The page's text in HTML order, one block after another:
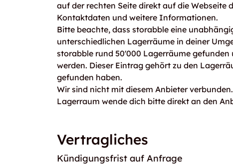
auf der rechten Seite direkt auf die Webseite
Kontaktdaten und weitere Informationen.
Bitte beachte, dass storabble eine
unterschiedlichen Lagerräume in deiner
storabble rund 50'000 Lagerräume gefunden
werden. Dieser Eintrag gehört zu den
gefunden haben.
Wir sind nicht mit diesem Anbieter
Lagerraum wende dich bitte direkt an den
Vertragliches
Kündigungsfrist auf Anfrage